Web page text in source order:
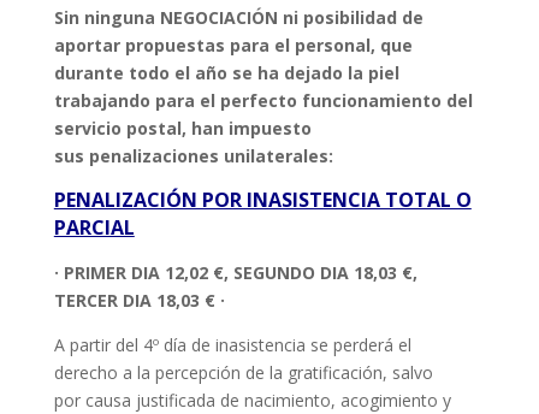
Sin ninguna NEGOCIACIÓN ni posibilidad de
aportar propuestas para el personal, que
durante todo el año se ha dejado la piel
trabajando para el perfecto funcionamiento del
servicio postal, han impuesto
sus penalizaciones unilaterales:
PENALIZACIÓN POR INASISTENCIA TOTAL O
PARCIAL
· PRIMER DIA 12,02 €, SEGUNDO DIA 18,03 €,
TERCER DIA 18,03 € ·
A partir del 4º día de inasistencia se perderá el
derecho a la percepción de la gratificación, salvo
por causa justificada de nacimiento, acogimiento y